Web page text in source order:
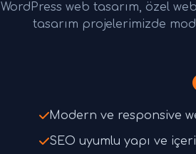
WordPress web tasarım, özel
tasarım projelerimizde
Modern ve responsive
SEO uyumlu yapı ve